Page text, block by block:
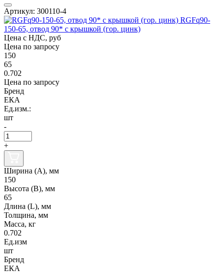
Артикул: 300110-4
RGFq90-
150-65, отвод 90* с крышкой (гор. цинк)
Цена с НДС, руб
Цена по запросу
150
65
0.702
Цена по запросу
Бренд
ЕКА
Ед.изм.:
шт
-
+
Ширина (А), мм
150
Высота (В), мм
65
Длина (L), мм
Толщина, мм
Масса, кг
0.702
Ед.изм
шт
Бренд
ЕКА